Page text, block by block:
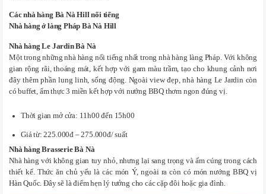
Các nhà hàng Bà Nà Hillnổi tiếng
Nhà hàng ở làng Pháp Bà Nà Hill
Nhà hàng Le Jardin Bà Nà
Một trong những nhà hàng nổi tiếng nhất trong nhà hàng làng Pháp. Với không
gian rộng rãi, thoáng mát, kết hợp với gam màu trầm, tạo cho khung cảnh nơi
đây thêm phần lung linh, sống động. Ngoài view đẹp, nhà hàng Le Jardin còn
có buffet, ẩm thực 3 miền kết hợp với nướng BBQ thơm ngon đúng vị.
Thời gian mở cửa: 11h00 đến 15h00
Giá từ: 225.000đ – 275.000đ/ suất
Nhà hàng Brasserie Bà Nà
Nhà hàng với không gian tuy nhỏ, nhưng lại sang trọng và ấm cúng trong cách
thiết kế. Thức ăn chủ yếu là các món Ý, ngoài ra còn có món nướng BBQ vị
Hàn Quốc. Đây sẽ là điểm hẹn lý tưởng cho các cặp đôi hoặc gia đình.